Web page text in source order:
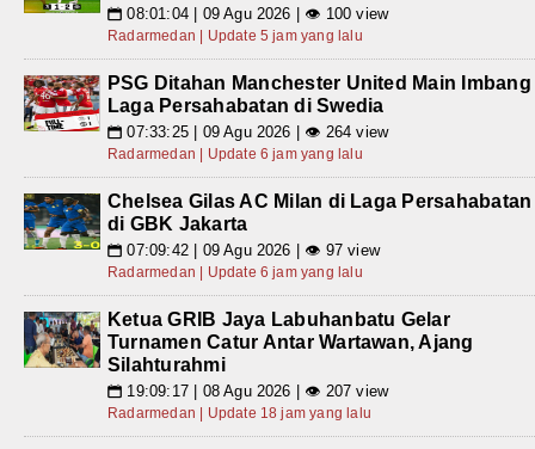
📅 08:01:04 | 09 Agu 2026 | 👁 100 view
Radarmedan | Update 5 jam yang lalu
PSG Ditahan Manchester United Main Imbang
Laga Persahabatan di Swedia
📅 07:33:25 | 09 Agu 2026 | 👁 264 view
Radarmedan | Update 6 jam yang lalu
Chelsea Gilas AC Milan di Laga Persahabatan
di GBK Jakarta
📅 07:09:42 | 09 Agu 2026 | 👁 97 view
Radarmedan | Update 6 jam yang lalu
Ketua GRIB Jaya Labuhanbatu Gelar
Turnamen Catur Antar Wartawan, Ajang
Silahturahmi
📅 19:09:17 | 08 Agu 2026 | 👁 207 view
Radarmedan | Update 18 jam yang lalu